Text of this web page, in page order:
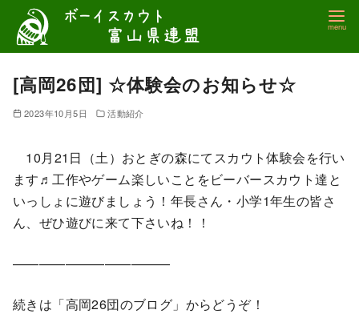
テ
[高岡26団] ☆体験会のお知らせ☆
2023年10月5日 活動紹介
10月21日（土）おとぎの森にてスカウト体験会を行い
ます♬工作やゲーム楽しいことをビーバースカウト達と
いっしょに遊びましょう！年長さん・小学1年生の皆さ
ん、ぜひ遊びに来て下さいね！！
————————————
続きは「高岡26団のブログ」からどうぞ！